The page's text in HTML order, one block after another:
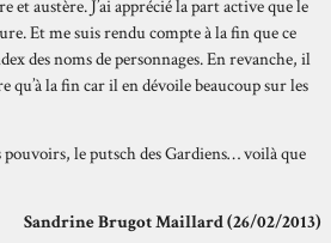
et austère. J’ai apprécié la part active que le
Et me suis rendu compte à la fin que ce
des noms de personnages. En revanche, il
qu’à la fin car il en dévoile beaucoup sur les
le putsch des Gardiens… voilà que
Sandrine Brugot Maillard (26/02/2013)